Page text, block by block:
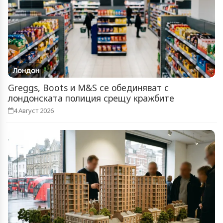
Лондон
Greggs, Boots и M&S се обединяват с
лондонската полиция срещу кражбите
4 Август 2026